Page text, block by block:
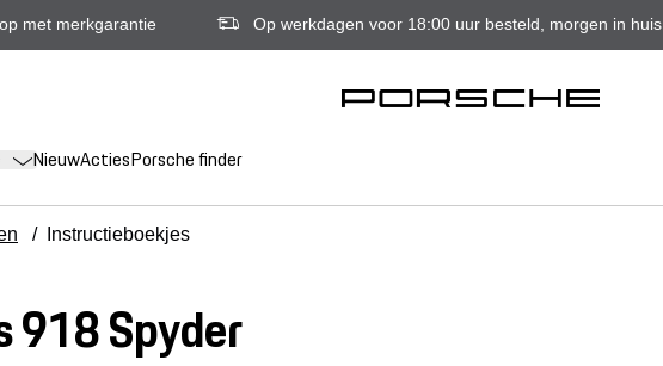
met merkgarantie Op werkdagen voor 18:00 uur besteld, morgen in huis
NieuwActiesPorsche finder
/ Instructieboekjes
918 Spyder